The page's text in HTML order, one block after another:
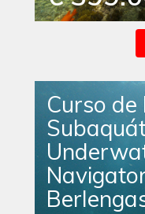
Curso